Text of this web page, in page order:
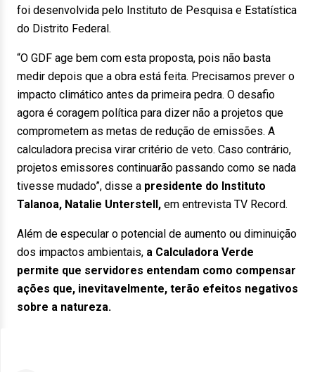
foi desenvolvida pelo Instituto de Pesquisa e Estatística
do Distrito Federal.
“O GDF age bem com esta proposta, pois não basta
medir depois que a obra está feita. Precisamos prever o
impacto climático antes da primeira pedra. O desafio
agora é coragem política para dizer não a projetos que
comprometem as metas de redução de emissões. A
calculadora precisa virar critério de veto. Caso contrário,
projetos emissores continuarão passando como se nada
tivesse mudado”, disse a presidente do Instituto
Talanoa, Natalie Unterstell, em entrevista TV Record.
Além de especular o potencial de aumento ou diminuição
dos impactos ambientais, a Calculadora Verde
permite que servidores entendam como compensar
ações que, inevitavelmente, terão efeitos negativos
sobre a natureza.